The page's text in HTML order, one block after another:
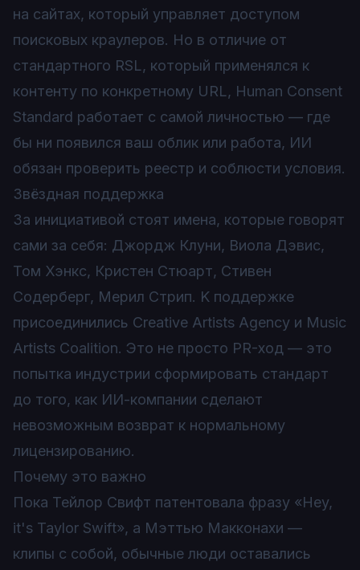
на сайтах, который управляет доступом
поисковых краулеров. Но в отличие от
стандартного RSL, который применялся к
контенту по конкретному URL, Human Consent
Standard работает с самой личностью — где
бы ни появился ваш облик или работа, ИИ
обязан проверить реестр и соблюсти условия.
Звёздная поддержка
За инициативой стоят имена, которые говорят
сами за себя: Джордж Клуни, Виола Дэвис,
Том Хэнкс, Кристен Стюарт, Стивен
Содерберг, Мерил Стрип. K поддержке
присоединились Creative Artists Agency и Music
Artists Coalition. Это не просто PR-ход — это
попытка индустрии сформировать стандарт
до того, как ИИ-компании сделают
невозможным возврат к нормальному
лицензированию.
Почему это важно
Пока Тейлор Свифт патентовала фразу «Hey,
it's Taylor Swift», а Мэттью Макконахи —
клипы с собой, обычные люди оставались